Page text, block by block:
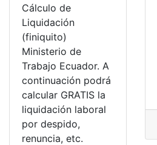
Cálculo de
Liquidación
(finiquito)
Ministerio de
Trabajo Ecuador. A
continuación podrá
calcular GRATIS la
liquidación laboral
por despido,
renuncia, etc.